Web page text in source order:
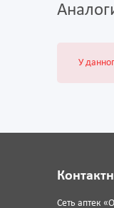
У
Сеть аптек